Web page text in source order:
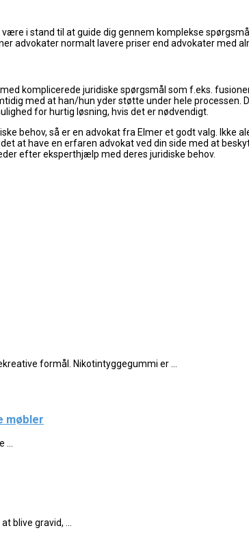
i stand til at guide dig gennem komplekse
advokater normalt lavere priser end advokater med
komplicerede juridiske spørgsmål som f.eks.
med at han/hun yder støtte under hele
for hurtig løsning, hvis det er nødvendigt.
behov, så er en advokat fra Elmer et godt valg. Ikke
at have en erfaren advokat ved din side med at
efter eksperthjælp med deres juridiske behov.
formål. Nikotintyggegummi er ...
møbler
blive gravid, ...